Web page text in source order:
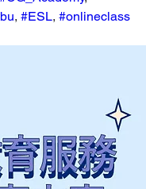
, #ESL, #onlineclass